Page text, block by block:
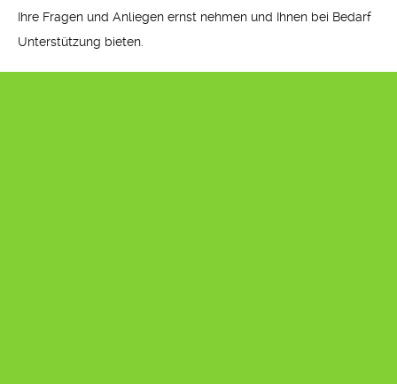
Ihre Fragen und Anliegen ernst nehmen und Ihnen bei Bedarf
Unterstützung bieten.